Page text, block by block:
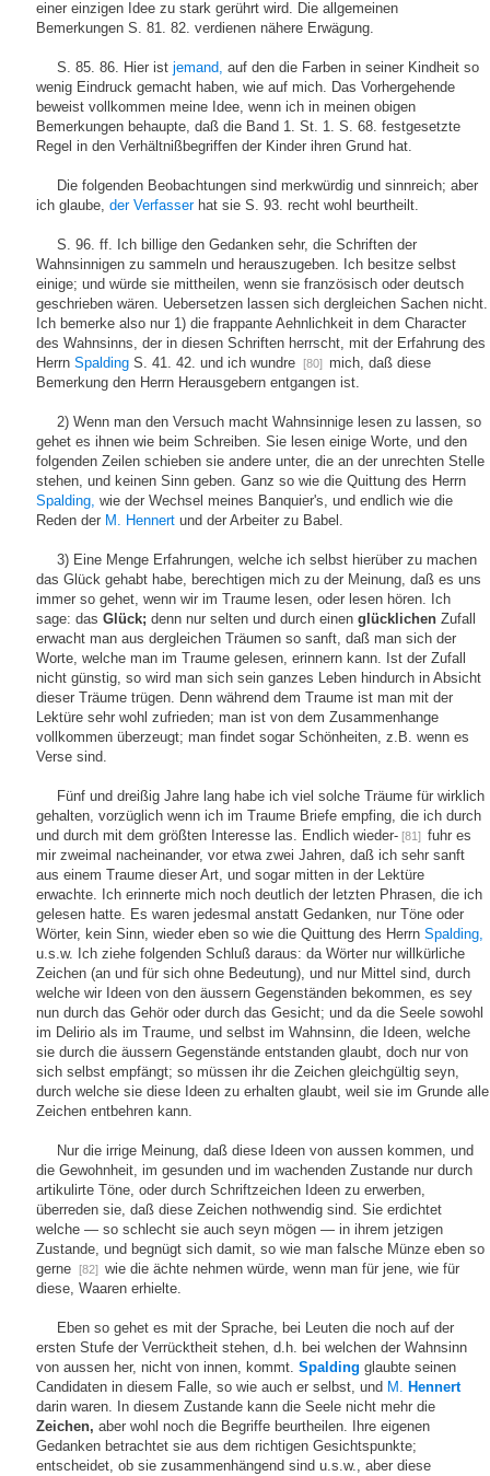
einer einzigen Idee zu stark gerührt wird. Die allgemeinen
Bemerkungen S. 81. 82. verdienen nähere Erwägung.
S. 85. 86. Hier istjemand, auf den die Farben in seiner Kindheit so
wenig Eindruck gemacht haben, wie auf mich. Das Vorhergehende
beweist vollkommen meine Idee, wenn ich in meinen obigen
Bemerkungen behaupte, daß die Band 1. St. 1. S. 68. festgesetzte
Regel in den Verhältnißbegriffen der Kinder ihren Grund hat.
Die folgenden Beobachtungen sind merkwürdig und sinnreich; aber
ich glaube, der Verfasserhat sie S. 93. recht wohl beurtheilt.
S. 96. ff. Ich billige den Gedanken sehr, die Schriften der
Wahnsinnigen zu sammeln und herauszugeben. Ich besitze selbst
einige; und würde sie mittheilen, wenn sie französisch oder deutsch
geschrieben wären. Uebersetzen lassen sich dergleichen Sachen nicht.
Ich bemerke also nur 1) die frappante Aehnlichkeit in dem Character
des Wahnsinns, der in diesen Schriften herrscht, mit der Erfahrung des
Herrn Spalding S. 41. 42. und ich wundre [80] mich, daß diese
Bemerkung den Herrn Herausgebern entgangen ist.
2) Wenn man den Versuch macht Wahnsinnige lesen zu lassen, so
gehet es ihnen wie beim Schreiben. Sie lesen einige Worte, und den
folgenden Zeilen schieben sie andere unter, die an der unrechten Stelle
stehen, und keinen Sinn geben. Ganz so wie die Quittung des Herrn
Spalding, wie der Wechsel meines Banquier's, und endlich wie die
Reden der M. Hennert und der Arbeiter zu Babel.
3) Eine Menge Erfahrungen, welche ich selbst hierüber zu machen
das Glück gehabt habe, berechtigen mich zu der Meinung, daß es uns
immer so gehet, wenn wir im Traume lesen, oder lesen hören. Ich
sage: das Glück; denn nur selten und durch einen glücklichen Zufall
erwacht man aus dergleichen Träumen so sanft, daß man sich der
Worte, welche man im Traume gelesen, erinnern kann. Ist der Zufall
nicht günstig, so wird man sich sein ganzes Leben hindurch in Absicht
dieser Träume trügen. Denn während dem Traume ist man mit der
Lektüre sehr wohl zufrieden; man ist von dem Zusammenhange
vollkommen überzeugt; man findet sogar Schönheiten, z.B. wenn es
Verse sind.
Fünf und dreißig Jahre lang habe ich viel solche Träume für wirklich
gehalten, vorzüglich wenn ich im Traume Briefe empfing, die ich durch
und durch mit dem größten Interesse las. Endlich wieder- [81] fuhr es
mir zweimal nacheinander, vor etwa zwei Jahren, daß ich sehr sanft
aus einem Traume dieser Art, und sogar mitten in der Lektüre
erwachte. Ich erinnerte mich noch deutlich der letzten Phrasen, die ich
gelesen hatte. Es waren jedesmal anstatt Gedanken, nur Töne oder
Wörter, kein Sinn, wieder eben so wie die Quittung des Herrn Spalding,
u.s.w. Ich ziehe folgenden Schluß daraus: da Wörter nur willkürliche
Zeichen (an und für sich ohne Bedeutung), und nur Mittel sind, durch
welche wir Ideen von den äussern Gegenständen bekommen, es sey
nun durch das Gehör oder durch das Gesicht; und da die Seele sowohl
im Delirio als im Traume, und selbst im Wahnsinn, die Ideen, welche
sie durch die äussern Gegenstände entstanden glaubt, doch nur von
sich selbst empfängt; so müssen ihr die Zeichen gleichgültig seyn,
durch welche sie diese Ideen zu erhalten glaubt, weil sie im Grunde alle
Zeichen entbehren kann.
Nur die irrige Meinung, daß diese Ideen von aussen kommen, und
die Gewohnheit, im gesunden und im wachenden Zustande nur durch
artikulirte Töne, oder durch Schriftzeichen Ideen zu erwerben,
überreden sie, daß diese Zeichen nothwendig sind. Sie erdichtet
welche — so schlecht sie auch seyn mögen — in ihrem jetzigen
Zustande, und begnügt sich damit, so wie man falsche Münze eben so
gerne
[82] wie die ächte nehmen würde, wenn man für jene, wie für
diese, Waaren erhielte.
Eben so gehet es mit der Sprache, bei Leuten die noch auf der
ersten Stufe der Verrücktheit stehen, d.h. bei welchen der Wahnsinn
von aussen her, nicht von innen, kommt. Spalding glaubte seinen
Candidaten in diesem Falle, so wie auch er selbst, und M. Hennert
darin waren. In diesem Zustande kann die Seele nicht mehr die
Zeichen, aber wohl noch die Begriffe beurtheilen. Ihre eigenen
Gedanken betrachtet sie aus dem richtigen Gesichtspunkte;
entscheidet, ob sie zusammenhängend sind u.s.w., aber diese